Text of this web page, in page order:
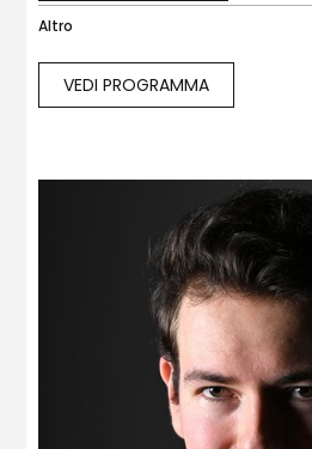
Altro
VEDI PROGRAMMA